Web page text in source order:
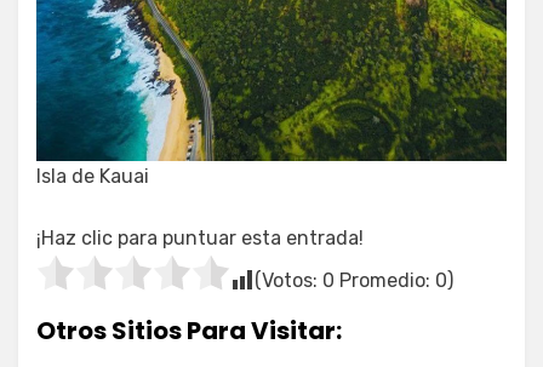
Isla de Kauai
¡Haz clic para puntuar esta entrada!
(Votos: 0 Promedio: 0)
Otros Sitios Para Visitar: